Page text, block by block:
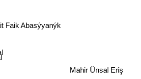
Mahir Ünsal Eriş
Faik Abasýyanýk